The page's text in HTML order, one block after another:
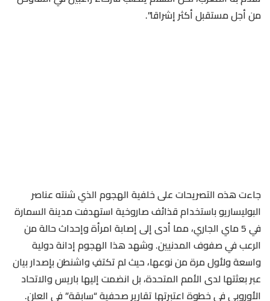
من أجل مستقبل أكثر إشراقا”.
جاءت هذه التصريحات على خلفية الهجوم الذي شنته عناصر
البوليساريو باستخدام قذائف صاروخية استهدفت مدينة السمارة
في 5 ماي الجاري، مما أدى إلى إصابة امرأة وإحداث حالة من
الرعب في صفوف المدنيين. وشهد هذا الهجوم إدانة دولية
واسعة ولأول مرة من نوعها، حيث لم تكتفِ واشنطن بإصدار بيان
عبر بعثتها لدى الأمم المتحدة، بل انضمت إليها باريس والاتحاد
الأوروبي في خطوة اعتبرتها تقارير صحفية “سابقة” في العلن.